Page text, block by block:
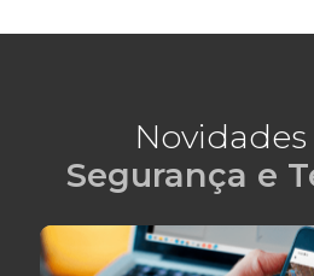
Segurança e